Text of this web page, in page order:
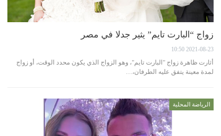
زواج “البارت تايم” يثير جدلا في مصر
2021-08-23 10:50
أثارت ظاهرة زواج "البارت تايم"، وهو الزواج الذي يكون محدد الوقت، أو زواج
لمدة معينة يتفق عليه الطرفان،…
الرياضة المحلية